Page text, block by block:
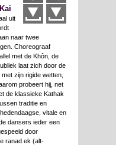
uit
naar twee
Choreograaf
met de Khôn, de
laat zich door de
zijn rigide wetten,
probeert hij, net
de klassieke Kathak
traditie en
vitale en
dansers ieder een
door
ranad ek (alt-